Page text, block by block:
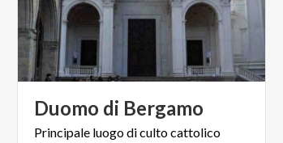
Duomo di Bergamo
Principale luogo di culto cattolico